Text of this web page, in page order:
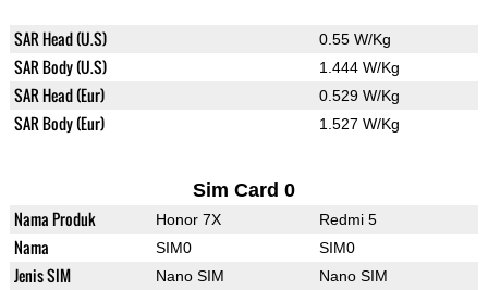
SAR Head (U.S) 0.55 W/Kg
SAR Body (U.S) 1.444 W/Kg
SAR Head (Eur) 0.529 W/Kg
SAR Body (Eur) 1.527 W/Kg
Sim Card 0
Nama Produk Honor 7X Redmi 5
Nama SIM0 SIM0
Jenis SIM Nano SIM Nano SIM